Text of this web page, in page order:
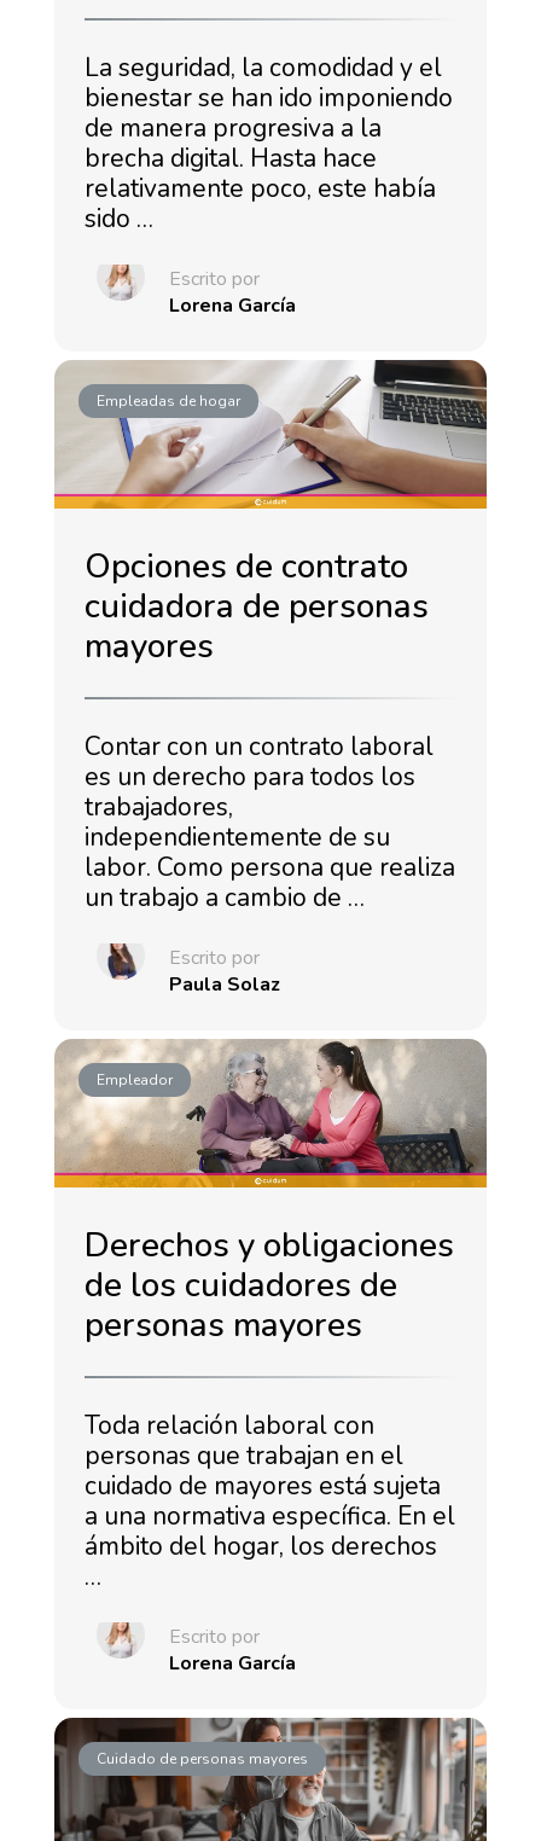
La seguridad, la comodidad y el
bienestar se han ido imponiendo
de manera progresiva a la
brecha digital. Hasta hace
relativamente poco, este había
sido …
Escrito por
Lorena García
Empleadas de hogar
Opciones de contrato
cuidadora de personas
mayores
Contar con un contrato laboral
es un derecho para todos los
trabajadores,
independientemente de su
labor. Como persona que realiza
un trabajo a cambio de …
Escrito por
Paula Solaz
Empleador
Derechos y obligaciones
de los cuidadores de
personas mayores
Toda relación laboral con
personas que trabajan en el
cuidado de mayores está sujeta
a una normativa específica. En el
ámbito del hogar, los derechos
…
Escrito por
Lorena García
Cuidado de personas mayores